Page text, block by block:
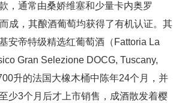
，通常由桑娇维塞和少量卡内奥罗
成，其酿酒葡萄均获得了有机认证。其
安帝特级精选红葡萄酒（Fattoria La
Gran Selezione DOCG, Tuscany,
升的法国大橡木桶中陈年24个月，并
少3个月后才上市销售，成酒散发着樱